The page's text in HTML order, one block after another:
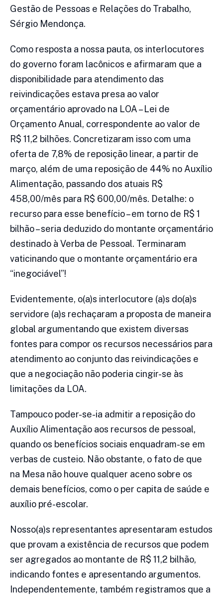
Gestão de Pessoas e Relações do Trabalho,
Sérgio Mendonça.
Como resposta a nossa pauta, os interlocutores
do governo foram lacônicos e afirmaram que a
disponibilidade para atendimento das
reivindicações estava presa ao valor
orçamentário aprovado na LOA – Lei de
Orçamento Anual, correspondente ao valor de
R$ 11,2 bilhões. Concretizaram isso com uma
oferta de 7,8% de reposição linear, a partir de
março, além de uma reposição de 44% no Auxílio
Alimentação, passando dos atuais R$
458,00/mês para R$ 600,00/mês. Detalhe: o
recurso para esse benefício – em torno de R$ 1
bilhão – seria deduzido do montante orçamentário
destinado à Verba de Pessoal. Terminaram
vaticinando que o montante orçamentário era
“inegociável”!
Evidentemente, o(a)s interlocutore (a)s do(a)s
servidore (a)s rechaçaram a proposta de maneira
global argumentando que existem diversas
fontes para compor os recursos necessários para
atendimento ao conjunto das reivindicações e
que a negociação não poderia cingir-se às
limitações da LOA.
Tampouco poder-se-ia admitir a reposição do
Auxílio Alimentação aos recursos de pessoal,
quando os benefícios sociais enquadram-se em
verbas de custeio. Não obstante, o fato de que
na Mesa não houve qualquer aceno sobre os
demais benefícios, como o per capita de saúde e
auxílio pré-escolar.
Nosso(a)s representantes apresentaram estudos
que provam a existência de recursos que podem
ser agregados ao montante de R$ 11,2 bilhão,
indicando fontes e apresentando argumentos.
Independentemente, também registramos que a